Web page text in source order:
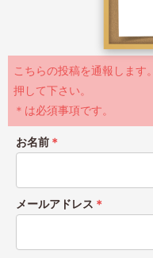
こちらの投稿を通報します
押して下さい。
＊は必須事項です。
お名前 ＊
メールアドレス ＊